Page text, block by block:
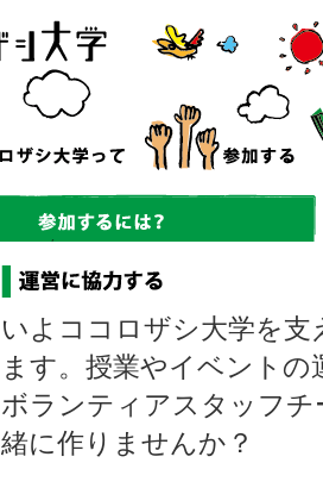
いよココロザシ大学を
ます。授業やイベント
ボランティアスタッフ
緒に作りませんか？